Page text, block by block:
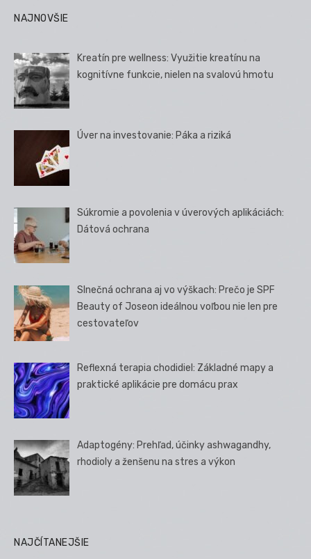
NAJNOVŠIE
Kreatín pre wellness: Využitie kreatínu na
kognitívne funkcie, nielen na svalovú hmotu
Úver na investovanie: Páka a riziká
Súkromie a povolenia v úverových aplikáciách:
Dátová ochrana
Slnečná ochrana aj vo výškach: Prečo je SPF
Beauty of Joseon ideálnou voľbou nie len pre
cestovateľov
Reflexná terapia chodidiel: Základné mapy a
praktické aplikácie pre domácu prax
Adaptogény: Prehľad, účinky ashwagandhy,
rhodioly a ženšenu na stres a výkon
NAJČÍTANEJŠIE